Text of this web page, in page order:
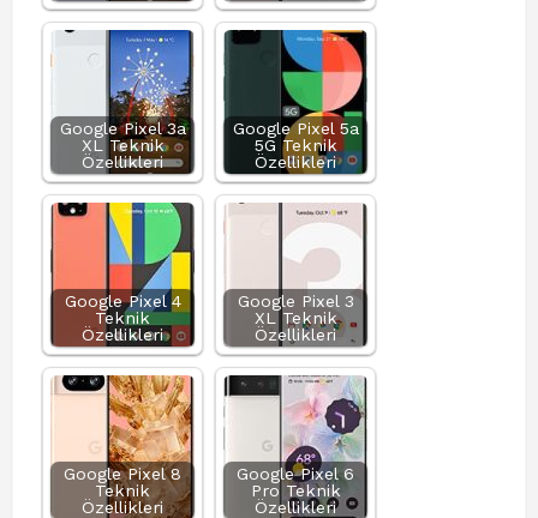
Google Pixel 3a
XL Teknik
Özellikleri
Google Pixel 5a
5G Teknik
Özellikleri
Google Pixel 4
Teknik
Özellikleri
Google Pixel 3
XL Teknik
Özellikleri
Google Pixel 8
Teknik
Özellikleri
Google Pixel 6
Pro Teknik
Özellikleri